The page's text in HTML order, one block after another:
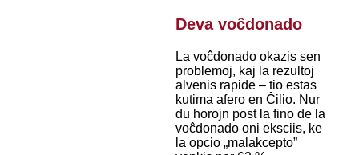
Deva voĉdonado
La voĉdonado okazis sen
problemoj, kaj la rezultoj
alvenis rapide – tio estas
kutima afero en Ĉilio. Nur
du horojn post la fino de la
voĉdonado oni eksciis, ke
la opcio „malakcepto”